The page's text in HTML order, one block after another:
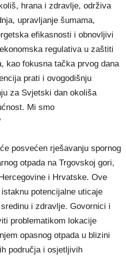
hrana i zdravlje, održiva
upravljanje šumama,
efikasnosti i obnovljivi
regulativa u zaštiti
kao fokusna tačka prvog dana
prati i ovogodišnju
za Svjetski dan okoliša
Mi smo
posvećen rješavanju spornog
otpada na Trgovskoj gori,
i Hrvatske. Ove
potencijalne uticaje
i zdravlje. Govornici i
problematikom lokacije
opasnog otpada u blizini
područja i osjetljivih